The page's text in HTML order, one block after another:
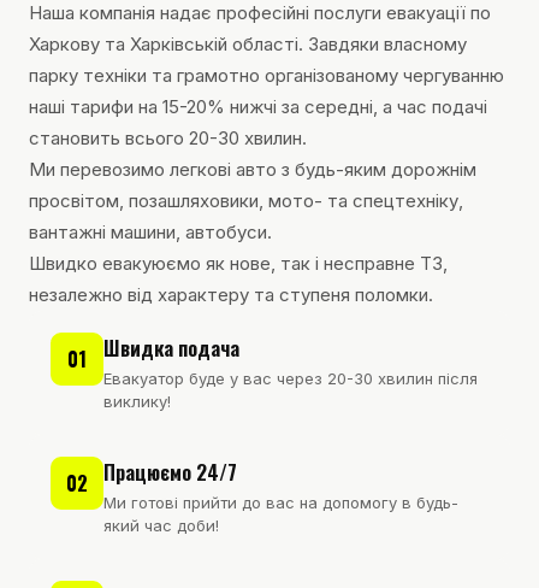
Наша компанія надає професійні послуги евакуації по
Харкову та Харківській області. Завдяки власному
парку техніки та грамотно організованому чергуванню
наші тарифи на 15-20% нижчі за середні, а час подачі
становить всього 20-30 хвилин.
Ми перевозимо легкові авто з будь-яким дорожнім
просвітом, позашляховики, мото- та спецтехніку,
вантажні машини, автобуси.
Швидко евакуюємо як нове, так і несправне ТЗ,
незалежно від характеру та ступеня поломки.
01 Швидка подача
Евакуатор буде у вас через 20-30 хвилин після
виклику!
02 Працюємо 24/7
Ми готові прийти до вас на допомогу в будь-
який час доби!